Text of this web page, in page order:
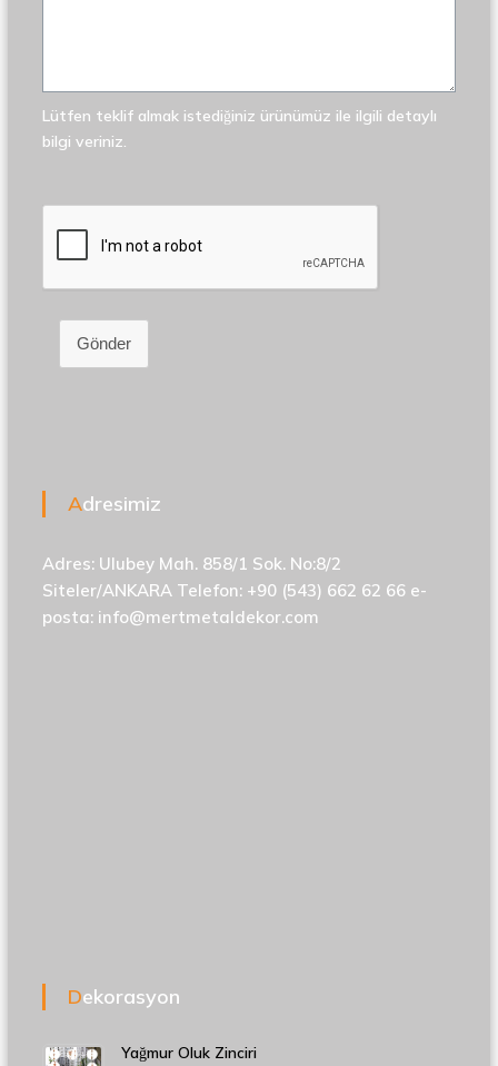
Lütfen teklif almak istediğiniz ürünümüz ile ilgili detaylı
bilgi veriniz.
Gönder
Adresimiz
Adres: Ulubey Mah. 858/1 Sok. No:8/2
Siteler/ANKARA Telefon: +90 (543) 662 62 66 e-
posta: info@mertmetaldekor.com
Dekorasyon
Yağmur Oluk Zinciri